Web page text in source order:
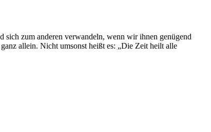
sich zum anderen verwandeln, wenn wir ihnen genügend
allein. Nicht umsonst heißt es: „Die Zeit heilt alle